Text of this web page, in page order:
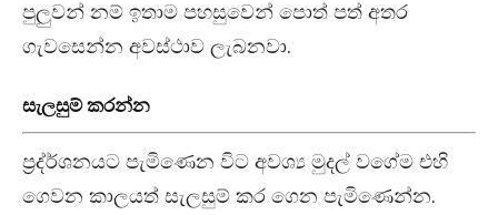
පුලුවන් නම් ඉතාම පහසුවෙන් පොත් පත් අතර
ගැවසෙන්න අවස්ථාව ලැබනවා.
සැලසුම් කරන්න
ප්‍රද්ර්ශනයට පැමිණෙන විට අවශ්‍ය මුදල් වගේම එහි
ගෙවන කාලයත් සැලසුම් කර ගෙන පැමිණෙන්න.